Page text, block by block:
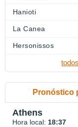
Hanioti
La Canea
Hersonissos
Pronóstico
Athens
Hora local: 18:37